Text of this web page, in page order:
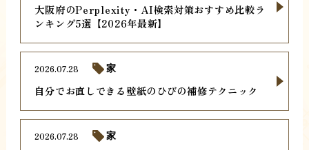
大阪府のPerplexity・AI検索対策おすすめ比較ラ
ンキング5選【2026年最新】
自分でお直しできる壁紙のひびの補修テクニック
2026.07.28 家
2026.07.28 家